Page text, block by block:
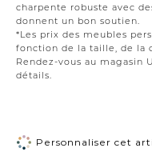
charpente robuste avec
donnent un bon soutien.
*Les prix des meubles
fonction de la taille, de la
Rendez-vous au magasin
détails.
Personnaliser cet